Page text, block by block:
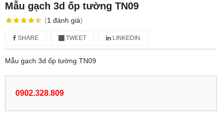
Mẫu gạch 3d ốp tường TN09
(1 đánh giá)
SHARE TWEET LINKEDIN
Mẫu gạch 3d ốp tường TN09
0902.328.809